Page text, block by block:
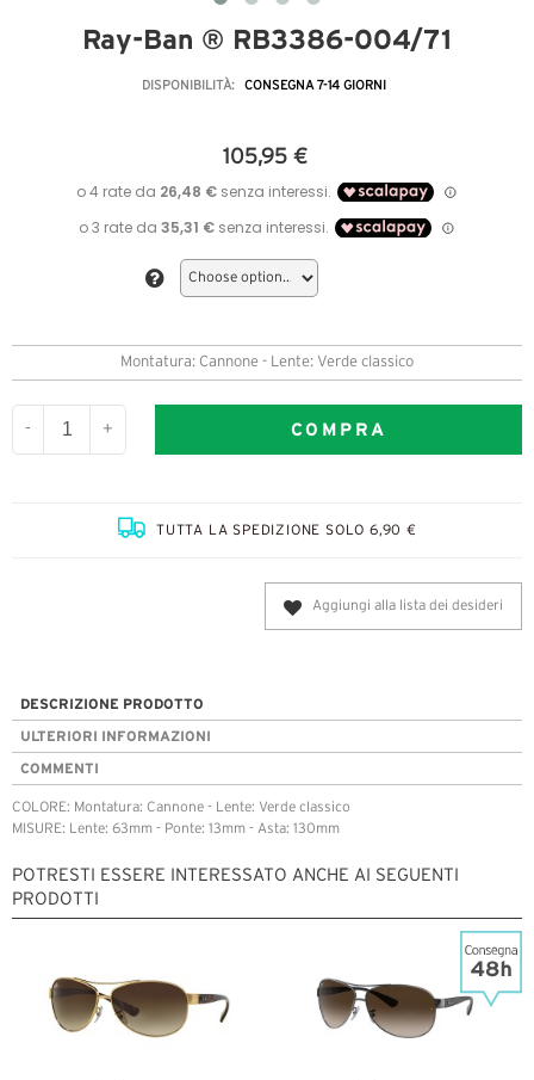
Ray-Ban ® RB3386-004/71
DISPONIBILITÀ: CONSEGNA 7-14 GIORNI
105,95 €
Montatura: Cannone - Lente: Verde classico
- + COMPRA
TUTTA LA SPEDIZIONE SOLO 6,90 €
Aggiungi alla lista dei desideri
DESCRIZIONE PRODOTTO
ULTERIORI INFORMAZIONI
COMMENTI
COLORE: Montatura: Cannone - Lente: Verde classico
MISURE: Lente: 63mm - Ponte: 13mm - Asta: 130mm
POTRESTI ESSERE INTERESSATO ANCHE AI SEGUENTI
PRODOTTI